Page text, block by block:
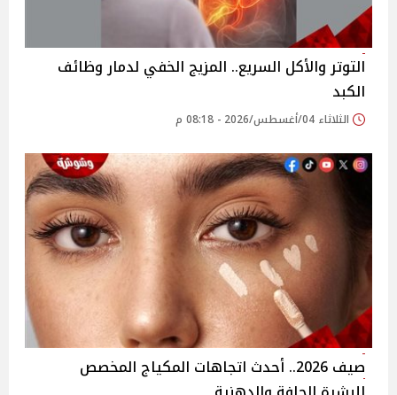
التوتر والأكل السريع.. المزيج الخفي لدمار وظائف
الكبد
الثلاثاء 04/أغسطس/2026 - 08:18 م
صيف 2026.. أحدث اتجاهات المكياج المخصص